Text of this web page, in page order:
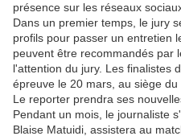
présence sur les réseaux
Dans un premier temps, le jury
profils pour passer un entretien
peuvent être recommandés par
l'attention du jury. Les finalistes
épreuve le 20 mars, au siège du
Le reporter prendra ses
Pendant un mois, le journaliste
Blaise Matuidi, assistera au